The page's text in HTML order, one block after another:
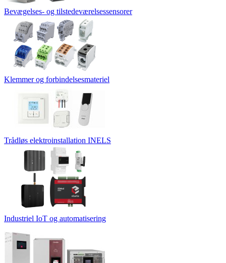
Bevægelses- og tilstedeværelsessensorer
Klemmer og forbindelsesmateriel
Trådløs elektroinstallation INELS
Industriel IoT og automatisering